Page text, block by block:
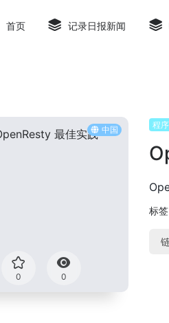
首页 记录日报新闻
中国
0 0
程
标签